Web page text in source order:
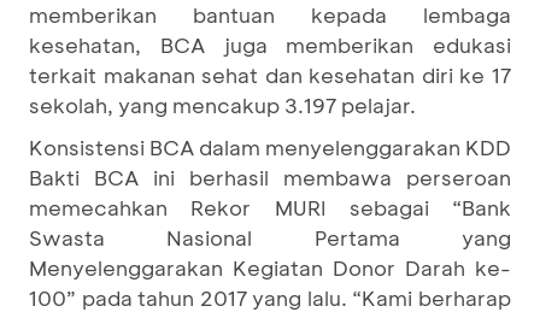
memberikan bantuan kepada lembaga
kesehatan, BCA juga memberikan edukasi
terkait makanan sehat dan kesehatan diri ke 17
sekolah, yang mencakup 3.197 pelajar.
Konsistensi BCA dalam menyelenggarakan KDD
Bakti BCA ini berhasil membawa perseroan
memecahkan Rekor MURI sebagai “Bank
Swasta Nasional Pertama yang
Menyelenggarakan Kegiatan Donor Darah ke-
100” pada tahun 2017 yang lalu. “Kami berharap